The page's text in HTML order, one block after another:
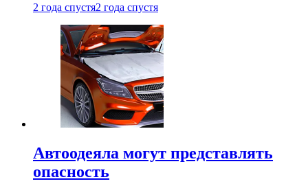
2 года спустя2 года спустя
Автоодеяла могут представлять
опасность